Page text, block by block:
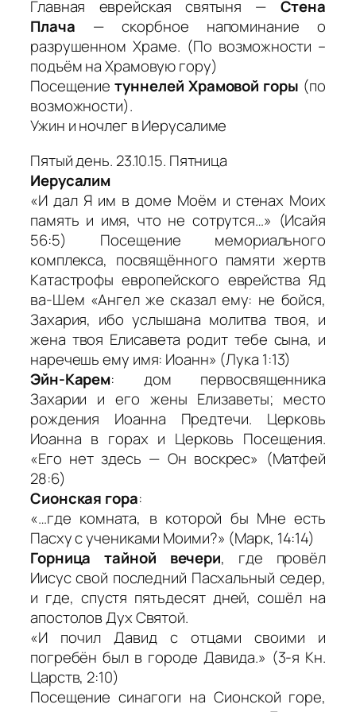
Главная еврейская святыня — Стена
Плача — скорбное напоминание о
разрушенном Храме. (По возможности –
подъём на Храмовую гору)
Посещениетуннелей Храмовой горы (по
возможности).
Ужин и ночлег в Иерусалиме
Пятый день. 23.10.15. Пятница
Иерусалим
«И дал Я им в доме Моём и стенах Моих
память и имя, что не сотрутся…» (Исайя
56:5) Посещение мемориального
комплекса, посвящённого памяти жертв
Катастрофы европейского еврейства Яд
ва-Шем «Ангел же сказал ему: не бойся,
Захария, ибо услышана молитва твоя, и
жена твоя Елисавета родит тебе сына, и
наречешь ему имя: Иоанн» (Лука 1:13)
Эйн-Карем: дом первосвященника
Захарии и его жены Елизаветы; место
рождения Иоанна Предтечи. Церковь
Иоанна в горах и Церковь Посещения.
«Его нет здесь — Он воскрес» (Матфей
28:6)
Сионская гора:
«…где комната, в которой бы Мне есть
Пасху с учениками Моими?» (Марк, 14:14)
Горница тайной вечери, где провёл
Иисус свой последний Пасхальный седер,
и где, спустя пятьдесят дней, сошёл на
апостолов Дух Святой.
«И почил Давид с отцами своими и
погребён был в городе Давида.» (3-я Кн.
Царств, 2:10)
Посещение синагоги на Сионской горе,